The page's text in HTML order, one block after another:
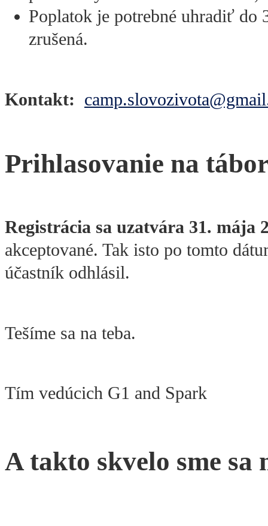
Poplatok je potrebné uhradiť do
zrušená.
Kontakt:
Prihlasovanie na
Registrácia sa uzatvára 31. mája
akceptované. Tak isto po tomto
účastník odhlásil.
Tešíme sa na teba.
Tím vedúcich G1 and Spark
A takto skvelo sme